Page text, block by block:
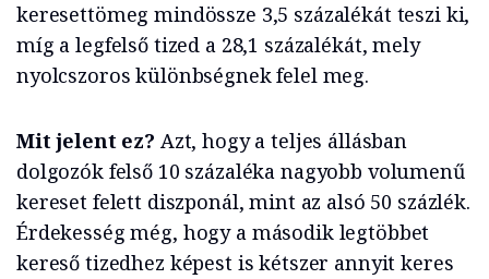
keresettömeg mindössze 3,5 százalékát teszi ki,
míg a legfelső tized a 28,1 százalékát, mely
nyolcszoros különbségnek felel meg.
Mit jelent ez? Azt, hogy a teljes állásban
dolgozók felső 10 százaléka nagyobb volumenű
kereset felett diszponál, mint az alsó 50 százlék.
Érdekesség még, hogy a második legtöbbet
kereső tizedhez képest is kétszer annyit keres